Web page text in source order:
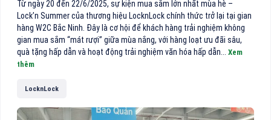
Từ ngày 20 đến 22/6/2025, sự kiện mua sắm lớn nhất mùa hè –
Lock’n Summer của thương hiệu LocknLock chính thức trở lại tại gian
hàng W2C Bắc Ninh. Đây là cơ hội để khách hàng trải nghiệm không
gian mua sắm “mát rượi” giữa mùa nắng, với hàng loạt ưu đãi sâu,
quà tặng hấp dẫn và hoạt động trải nghiệm văn hóa hấp dẫn... Xem
thêm
LocknLock